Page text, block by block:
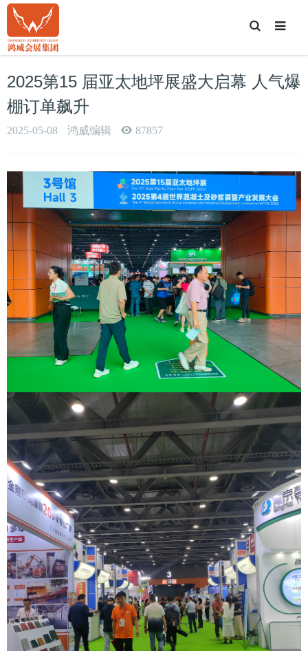
T
o
g
e
2025第15 届亚太地坪展盛大启幕 人气爆
棚订单飙升​
2025-05-08 鸿威编辑 87857